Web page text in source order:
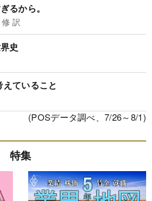
るから。
訳
史
ていること
(POSデータ調べ、7/26～8/1)
特集